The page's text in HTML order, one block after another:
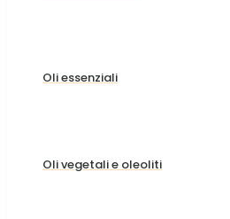
Oli essenziali
Oli vegetali e oleoliti